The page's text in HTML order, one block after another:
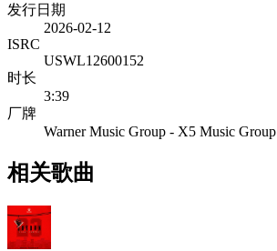
发行日期
2026-02-12
ISRC
USWL12600152
时长
3:39
厂牌
Warner Music Group - X5 Music Group
相关歌曲